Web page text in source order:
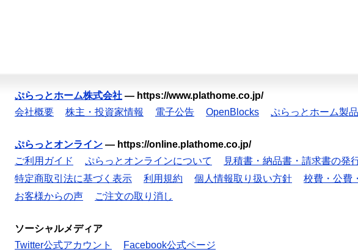
ぷらっとホーム株式会社 — https://www.plathome.co.jp/
会社概要
株主・投資家情報 電子公告 OpenBlocks ぷらっとホーム製品
ぷらっとオンライン — https://online.plathome.co.jp/
ご利用ガイド
ぷらっとオンラインについて 見積書・納品書・請求書の発
特定商取引法に基づく表示
利用規約 個人情報取り扱い方針 校費・公費
お客様からの声
ご注文の取り消し
ソーシャルメディア
Twitter公式アカウント
Facebook公式ページ